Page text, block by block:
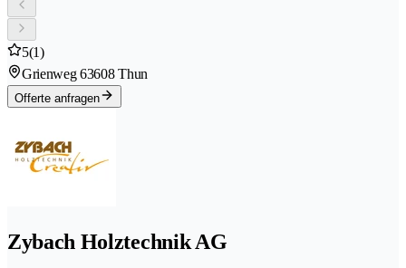
5(1)
Grienweg 63608 Thun
Offerte anfragen
Zybach Holztechnik AG